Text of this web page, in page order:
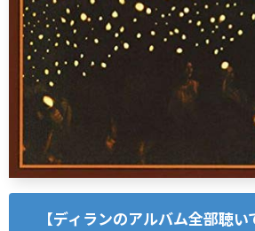
【ディランのアルバム全部聴い